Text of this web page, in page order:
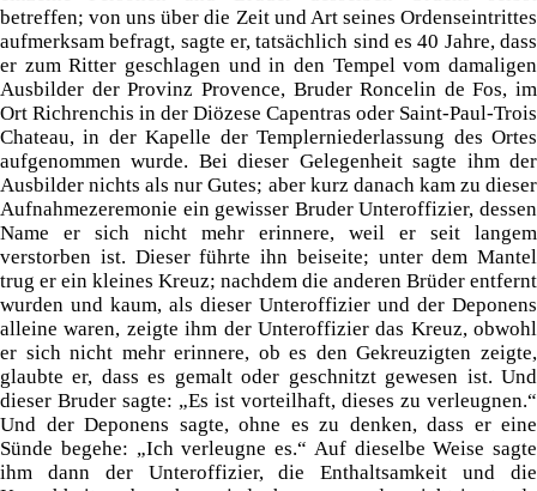
betreffen; von uns über die Zeit und Art seines Ordenseintrittes
aufmerksam befragt, sagte er, tatsächlich sind es 40 Jahre, dass
er zum Ritter geschlagen und in den Tempel vom damaligen
Ausbilder der Provinz Provence, Bruder Roncelin de Fos, im
Ort Richrenchis in der Diözese Capentras oder Saint-Paul-Trois
Chateau, in der Kapelle der Templerniederlassung des Ortes
aufgenommen wurde. Bei dieser Gelegenheit sagte ihm der
Ausbilder nichts als nur Gutes; aber kurz danach kam zu dieser
Aufnahmezeremonie ein gewisser Bruder Unteroffizier, dessen
Name er sich nicht mehr erinnere, weil er seit langem
verstorben ist. Dieser führte ihn beiseite; unter dem Mantel
trug er ein kleines Kreuz; nachdem die anderen Brüder entfernt
wurden und kaum, als dieser Unteroffizier und der Deponens
alleine waren, zeigte ihm der Unteroffizier das Kreuz, obwohl
er sich nicht mehr erinnere, ob es den Gekreuzigten zeigte,
glaubte er, dass es gemalt oder geschnitzt gewesen ist. Und
dieser Bruder sagte: „Es ist vorteilhaft, dieses zu verleugnen.“
Und der Deponens sagte, ohne es zu denken, dass er eine
Sünde begehe: „Ich verleugne es.“ Auf dieselbe Weise sagte
ihm dann der Unteroffizier, die Enthaltsamkeit und die